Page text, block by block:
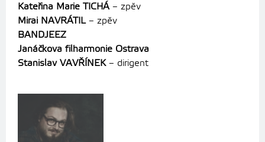
Kateřina Marie TICHÁ– zpěv
Mirai NAVRÁTIL– zpěv
BANDJEEZ
Janáčkova filharmonie Ostrava
Stanislav VAVŘÍNEK– dirigent